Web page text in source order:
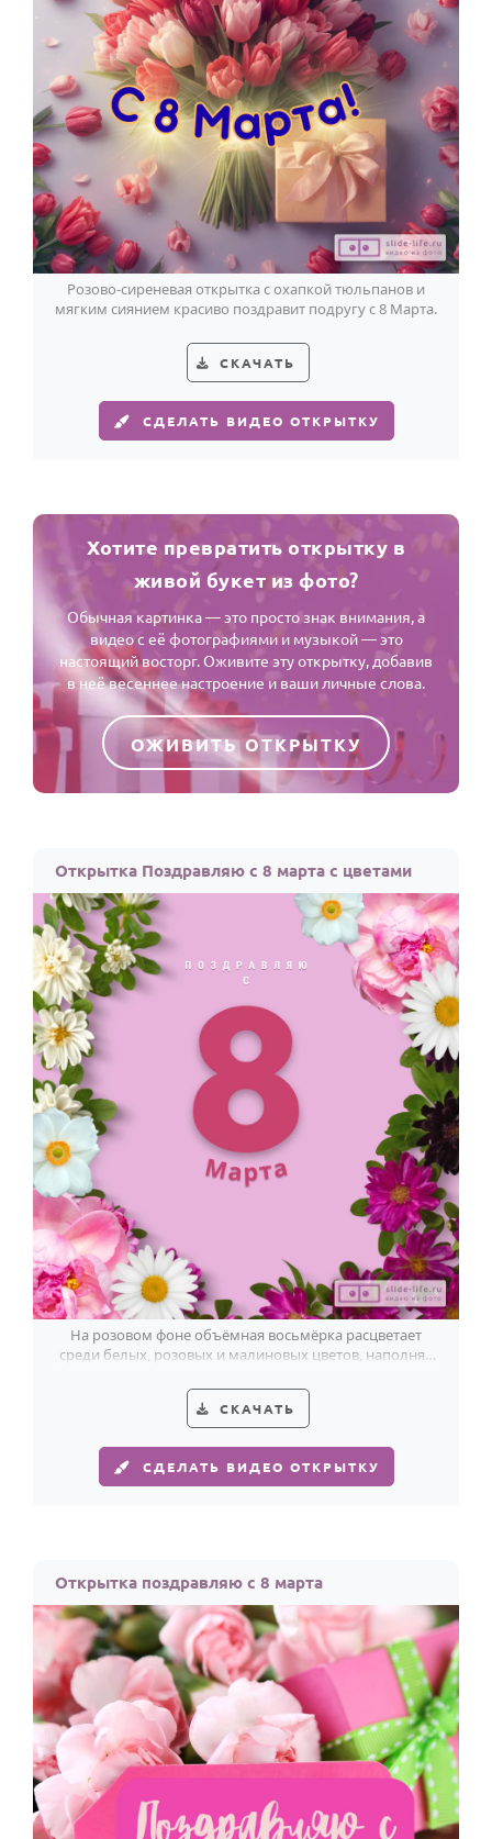
Розово-сиреневая открытка с охапкой тюльпанов и
мягким сиянием красиво поздравит подругу с 8 Марта.
СКАЧАТЬ
СДЕЛАТЬ ВИДЕО ОТКРЫТКУ
Хотите превратить открытку в
живой букет из фото?
Обычная картинка — это просто знак внимания, а
видео с её фотографиями и музыкой — это
настоящий восторг. Оживите эту открытку, добавив
в неё весеннее настроение и ваши личные слова.
ОЖИВИТЬ ОТКРЫТКУ
Открытка Поздравляю с 8 марта с цветами
На розовом фоне объёмная восьмёрка расцветает
среди белых, розовых и малиновых цветов, наполняя
СКАЧАТЬ
СДЕЛАТЬ ВИДЕО ОТКРЫТКУ
Открытка поздравляю с 8 марта